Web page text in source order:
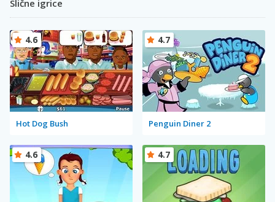
Slične igrice
Hot Dog Bush
4.6
Penguin Diner 2
4.7
4.6 4.7